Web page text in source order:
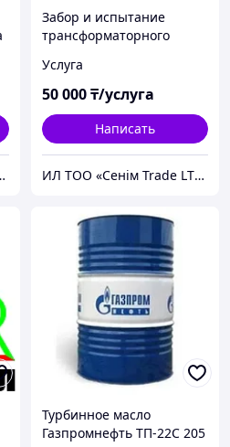
LTD»
Забор и испытание
трансформаторного
Услуга
50 000₸/услуга
Написать
ИЛ ТОО «Сенiм Trade LTD»
Турбинное масло
Газпромнефть ТП-22С 205